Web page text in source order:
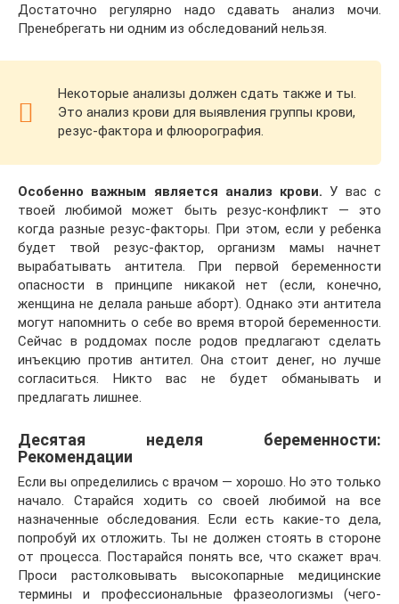
Достаточно регулярно надо сдавать анализ мочи.
Пренебрегать ни одним из обследований нельзя.
Некоторые анализы должен сдать также и ты.
Это анализ крови для выявления группы крови,
резус-фактора и флюорография.
Особенно важным является анализ крови. У вас с
твоей любимой может быть резус-конфликт — это
когда разные резус-факторы. При этом, если у ребенка
будет твой резус-фактор, организм мамы начнет
вырабатывать антитела. При первой беременности
опасности в принципе никакой нет (если, конечно,
женщина не делала раньше аборт). Однако эти антитела
могут напомнить о себе во время второй беременности.
Сейчас в роддомах после родов предлагают сделать
инъекцию против антител. Она стоит денег, но лучше
согласиться. Никто вас не будет обманывать и
предлагать лишнее.
Десятая неделя беременности:
Рекомендации
Если вы определились с врачом — хорошо. Но это только
начало. Старайся ходить со своей любимой на все
назначенные обследования. Если есть какие-то дела,
попробуй их отложить. Ты не должен стоять в стороне
от процесса. Постарайся понять все, что скажет врач.
Проси растолковывать высокопарные медицинские
термины и профессиональные фразеологизмы (чего-